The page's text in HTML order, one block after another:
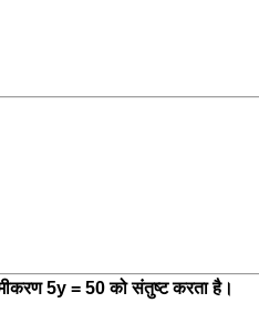
5y = 50 को संतुष्ट करता है।